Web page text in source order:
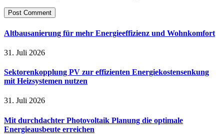
Altbausanierung für mehr Energieeffizienz und Wohnkomfort
31. Juli 2026
Sektorenkopplung PV zur effizienten Energiekostensenkung
mit Heizsystemen nutzen
31. Juli 2026
Mit durchdachter Photovoltaik Planung die optimale
Energieausbeute erreichen